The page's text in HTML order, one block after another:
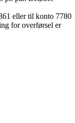
eller til konto 7780
for overførsel er